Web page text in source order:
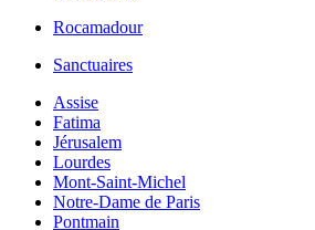
Rocamadour
Sanctuaires
Assise
Fatima
Jérusalem
Lourdes
Mont-Saint-Michel
Notre-Dame de Paris
Pontmain